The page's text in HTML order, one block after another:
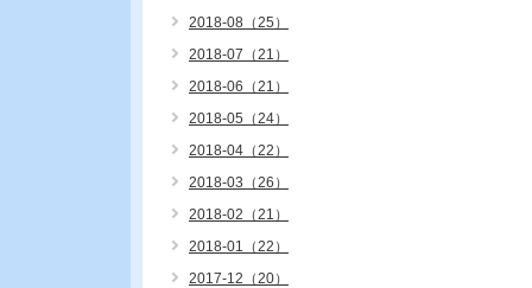
2018-08（25）
2018-07（21）
2018-06（21）
2018-05（24）
2018-04（22）
2018-03（26）
2018-02（21）
2018-01（22）
2017-12（20）